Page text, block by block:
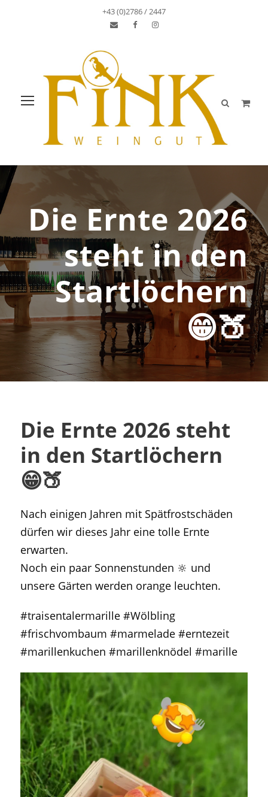
+43 (0)2786 / 2447
Die Ernte 2026
steht in den
Startlöchern
😁🍑
Die Ernte 2026 steht
in den Startlöchern
😁🍑
Nach einigen Jahren mit Spätfrostschäden
dürfen wir dieses Jahr eine tolle Ernte
erwarten.
Noch ein paar Sonnenstunden 🔆 und
unsere Gärten werden orange leuchten.
#traisentalermarille #Wölbling
#frischvombaum #marmelade #erntezeit
#marillenkuchen #marillenknödel #marille